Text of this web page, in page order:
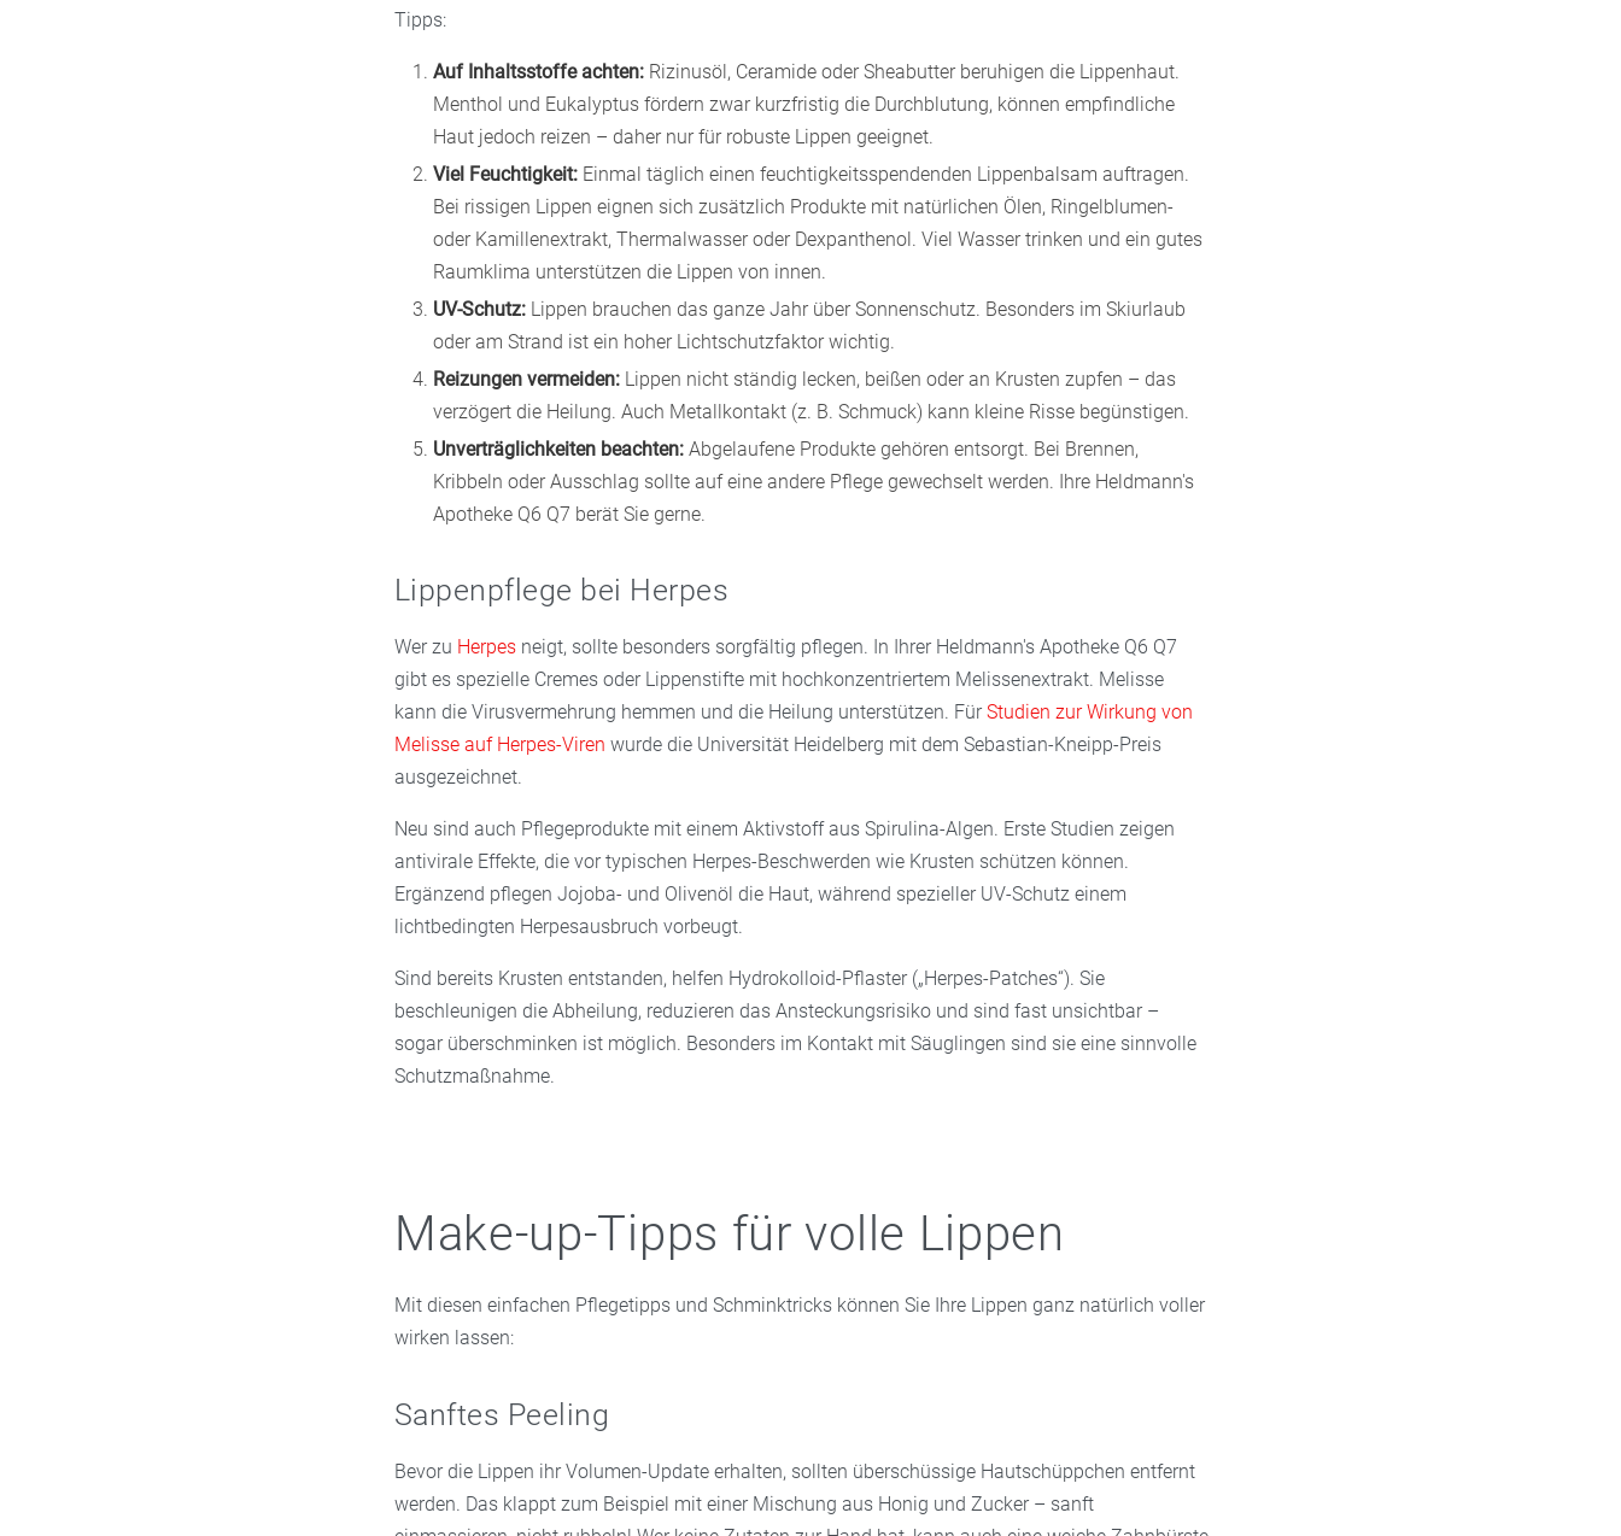
Tipps:
Auf Inhaltsstoffe achten:Rizinusöl, Ceramide oder Sheabutter beruhigen die Lippenhaut.
Menthol und Eukalyptus fördern zwar kurzfristig die Durchblutung, können empfindliche
Haut jedoch reizen – daher nur für robuste Lippen geeignet.
Viel Feuchtigkeit:Einmal täglich einen feuchtigkeitsspendenden Lippenbalsam auftragen.
Bei rissigen Lippen eignen sich zusätzlich Produkte mit natürlichen Ölen, Ringelblumen-
oder Kamillenextrakt, Thermalwasser oder Dexpanthenol. Viel Wasser trinken und ein gutes
Raumklima unterstützen die Lippen von innen.
UV-Schutz:Lippen brauchen das ganze Jahr über Sonnenschutz. Besonders im Skiurlaub
oder am Strand ist ein hoher Lichtschutzfaktor wichtig.
Reizungen vermeiden:Lippen nicht ständig lecken, beißen oder an Krusten zupfen – das
verzögert die Heilung. Auch Metallkontakt (z. B. Schmuck) kann kleine Risse begünstigen.
Unverträglichkeiten beachten:Abgelaufene Produkte gehören entsorgt. Bei Brennen,
Kribbeln oder Ausschlag sollte auf eine andere Pflege gewechselt werden. Ihre Heldmann's
Apotheke Q6 Q7 berät Sie gerne.
Lippenpflege bei Herpes
Wer zu Herpesneigt, sollte besonders sorgfältig pflegen. In Ihrer Heldmann's Apotheke Q6 Q7
gibt es spezielle Cremes oder Lippenstifte mit hochkonzentriertem Melissenextrakt. Melisse
kann die Virusvermehrung hemmen und die Heilung unterstützen. Für Studien zur Wirkung von
Melisse auf Herpes-Viren wurde die Universität Heidelberg mit dem Sebastian-Kneipp-Preis
ausgezeichnet.
Neu sind auch Pflegeprodukte mit einem Aktivstoff aus Spirulina-Algen. Erste Studien zeigen
antivirale Effekte, die vor typischen Herpes-Beschwerden wie Krusten schützen können.
Ergänzend pflegen Jojoba- und Olivenöl die Haut, während spezieller UV-Schutz einem
lichtbedingten Herpesausbruch vorbeugt.
Sind bereits Krusten entstanden, helfen Hydrokolloid-Pflaster („Herpes-Patches“). Sie
beschleunigen die Abheilung, reduzieren das Ansteckungsrisiko und sind fast unsichtbar –
sogar überschminken ist möglich. Besonders im Kontakt mit Säuglingen sind sie eine sinnvolle
Schutzmaßnahme.
Make-up-Tipps für volle Lippen
Mit diesen einfachen Pflegetipps und Schminktricks können Sie Ihre Lippen ganz natürlich voller
wirken lassen:
Sanftes Peeling
Bevor die Lippen ihr Volumen-Update erhalten, sollten überschüssige Hautschüppchen entfernt
werden. Das klappt zum Beispiel mit einer Mischung aus Honig und Zucker – sanft